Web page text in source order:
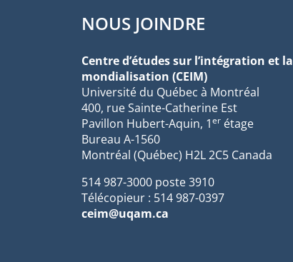
NOUS JOINDRE
Centre d’études sur l’intégration et la
mondialisation (CEIM)
Université du Québec à Montréal
400, rue Sainte-Catherine Est
Pavillon Hubert-Aquin, 1er étage
Bureau A-1560
Montréal (Québec) H2L 2C5 Canada
514 987-3000 poste 3910
Télécopieur : 514 987-0397
ceim@uqam.ca